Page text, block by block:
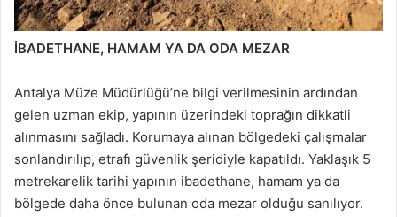
İBADETHANE, HAMAM YA DA ODA MEZAR
Antalya Müze Müdürlüğü’ne bilgi verilmesinin ardından
gelen uzman ekip, yapının üzerindeki toprağın dikkatli
alınmasını sağladı. Korumaya alınan bölgedeki çalışmalar
sonlandırılıp, etrafı güvenlik şeridiyle kapatıldı. Yaklaşık 5
metrekarelik tarihi yapının ibadethane, hamam ya da
bölgede daha önce bulunan oda mezar olduğu sanılıyor.